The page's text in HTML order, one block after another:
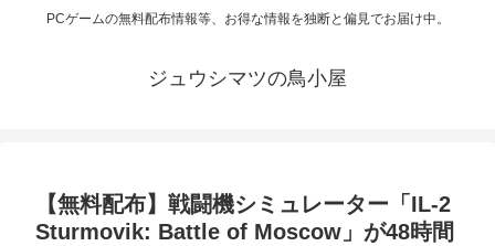
PCゲームの無料配布情報等、お得な情報を独断と偏見でお届け中。
ジュウシマツの鳥小屋
【無料配布】戦闘機シミュレーター「IL-2
Sturmovik: Battle of Moscow」が48時間